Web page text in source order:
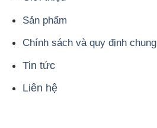
Sản phẩm
Chính sách và quy định chung
Tin tức
Liên hệ